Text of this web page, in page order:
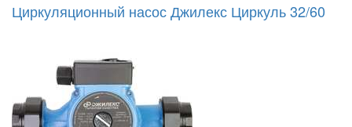
Циркуляционный насос Джилекс Циркуль 32/60